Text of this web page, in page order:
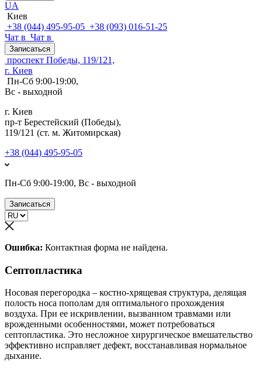
UA
Киев
+38 (044) 495-95-05 +38 (093) 016-51-25
Чат в Чат в
Записаться
проспект Победы, 119/121,
г. Киев
Пн-Сб 9:00-19:00,
Вс - выходной
г. Киев
пр-т Берестейский (Победы),
119/121 (ст. м. Житомирская)
+38 (044) 495-95-05
Пн-Сб 9:00-19:00, Вс - выходной
Записаться
Ошибка: Контактная форма не найдена.
Септопластика
Носовая перегородка – костно-хрящевая структура, делящая
полость носа пополам для оптимального прохождения
воздуха. При ее искривлении, вызванном травмами или
врожденными особенностями, может потребоваться
септопластика. Это несложное хирургическое вмешательство
эффективно исправляет дефект, восстанавливая нормальное
дыхание.